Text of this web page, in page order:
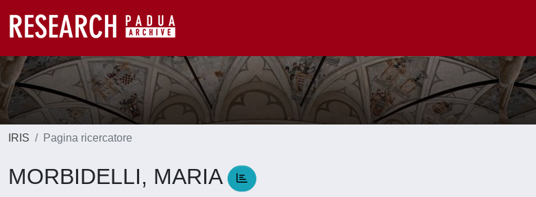
IRIS Pagina ricercatore
MORBIDELLI, MARIA